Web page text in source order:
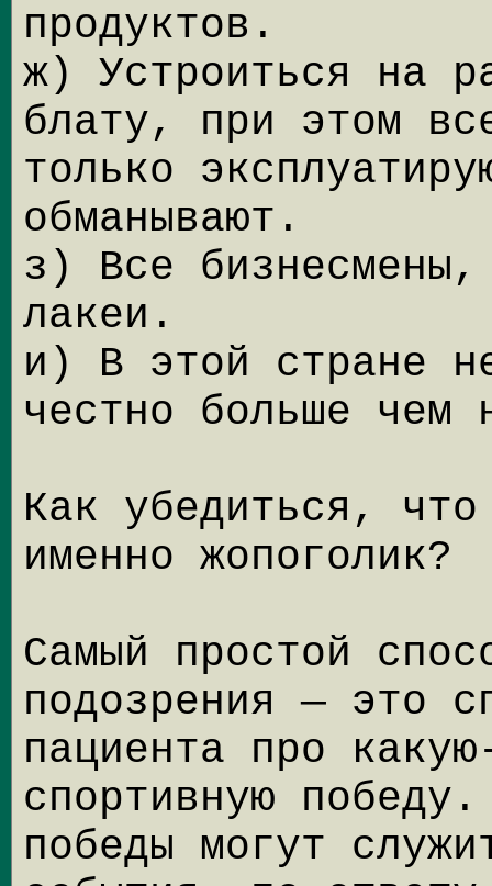
продуктов.
ж) Устроиться на
блату, при этом
только
обманывают.
з) Все
лакеи.
и) В этой стране
честно больше чем
Как убедиться,
именно жопоголик?
Самый простой
подозрения — это
пациента про
спортивную
победы могут